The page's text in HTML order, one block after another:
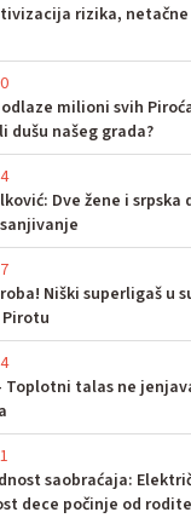
rizika,
odlaze milioni svih
našeg grada?
Dve žene i
Niški superligaš u
Toplotni talas ne
saobraćaja:
dece počinje od